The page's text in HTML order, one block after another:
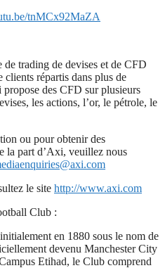
tnMCx92MaZA
trading de devises et de CFD
répartis dans plus de
des CFD sur plusieurs
les actions, l’or, le pétrole, le
ou pour obtenir des
la part d’Axi, veuillez nous
le site http://www.axi.com
Club :
en 1880 sous le nom de
devenu Manchester City
Etihad, le Club comprend